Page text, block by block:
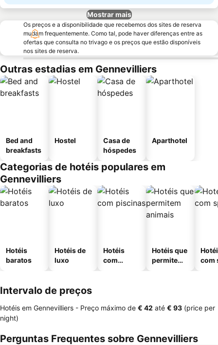
Mostrar mais
Os preços e a disponibilidade que recebemos dos sites de reserva
mudam frequentemente. Como tal, pode haver diferenças entre as
ofertas que consulta no trivago e os preços que estão disponíveis
nos sites de reserva.
Outras estadias em Gennevilliers
Bed and
breakfasts
Hostel
Casa de
hóspedes
Aparthotel
Categorias de hotéis populares em
Gennevilliers
Hotéis
baratos
Hotéis de
luxo
Hotéis
com
Hotéis que
permitem
com
Intervalo de preços
Hotéis em Gennevilliers - Preço máximo de ‎€ 42 até ‎€ 93 (price per
night)
Perguntas Frequentes sobre Gennevilliers